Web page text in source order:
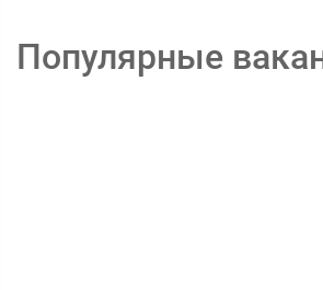
Популярные